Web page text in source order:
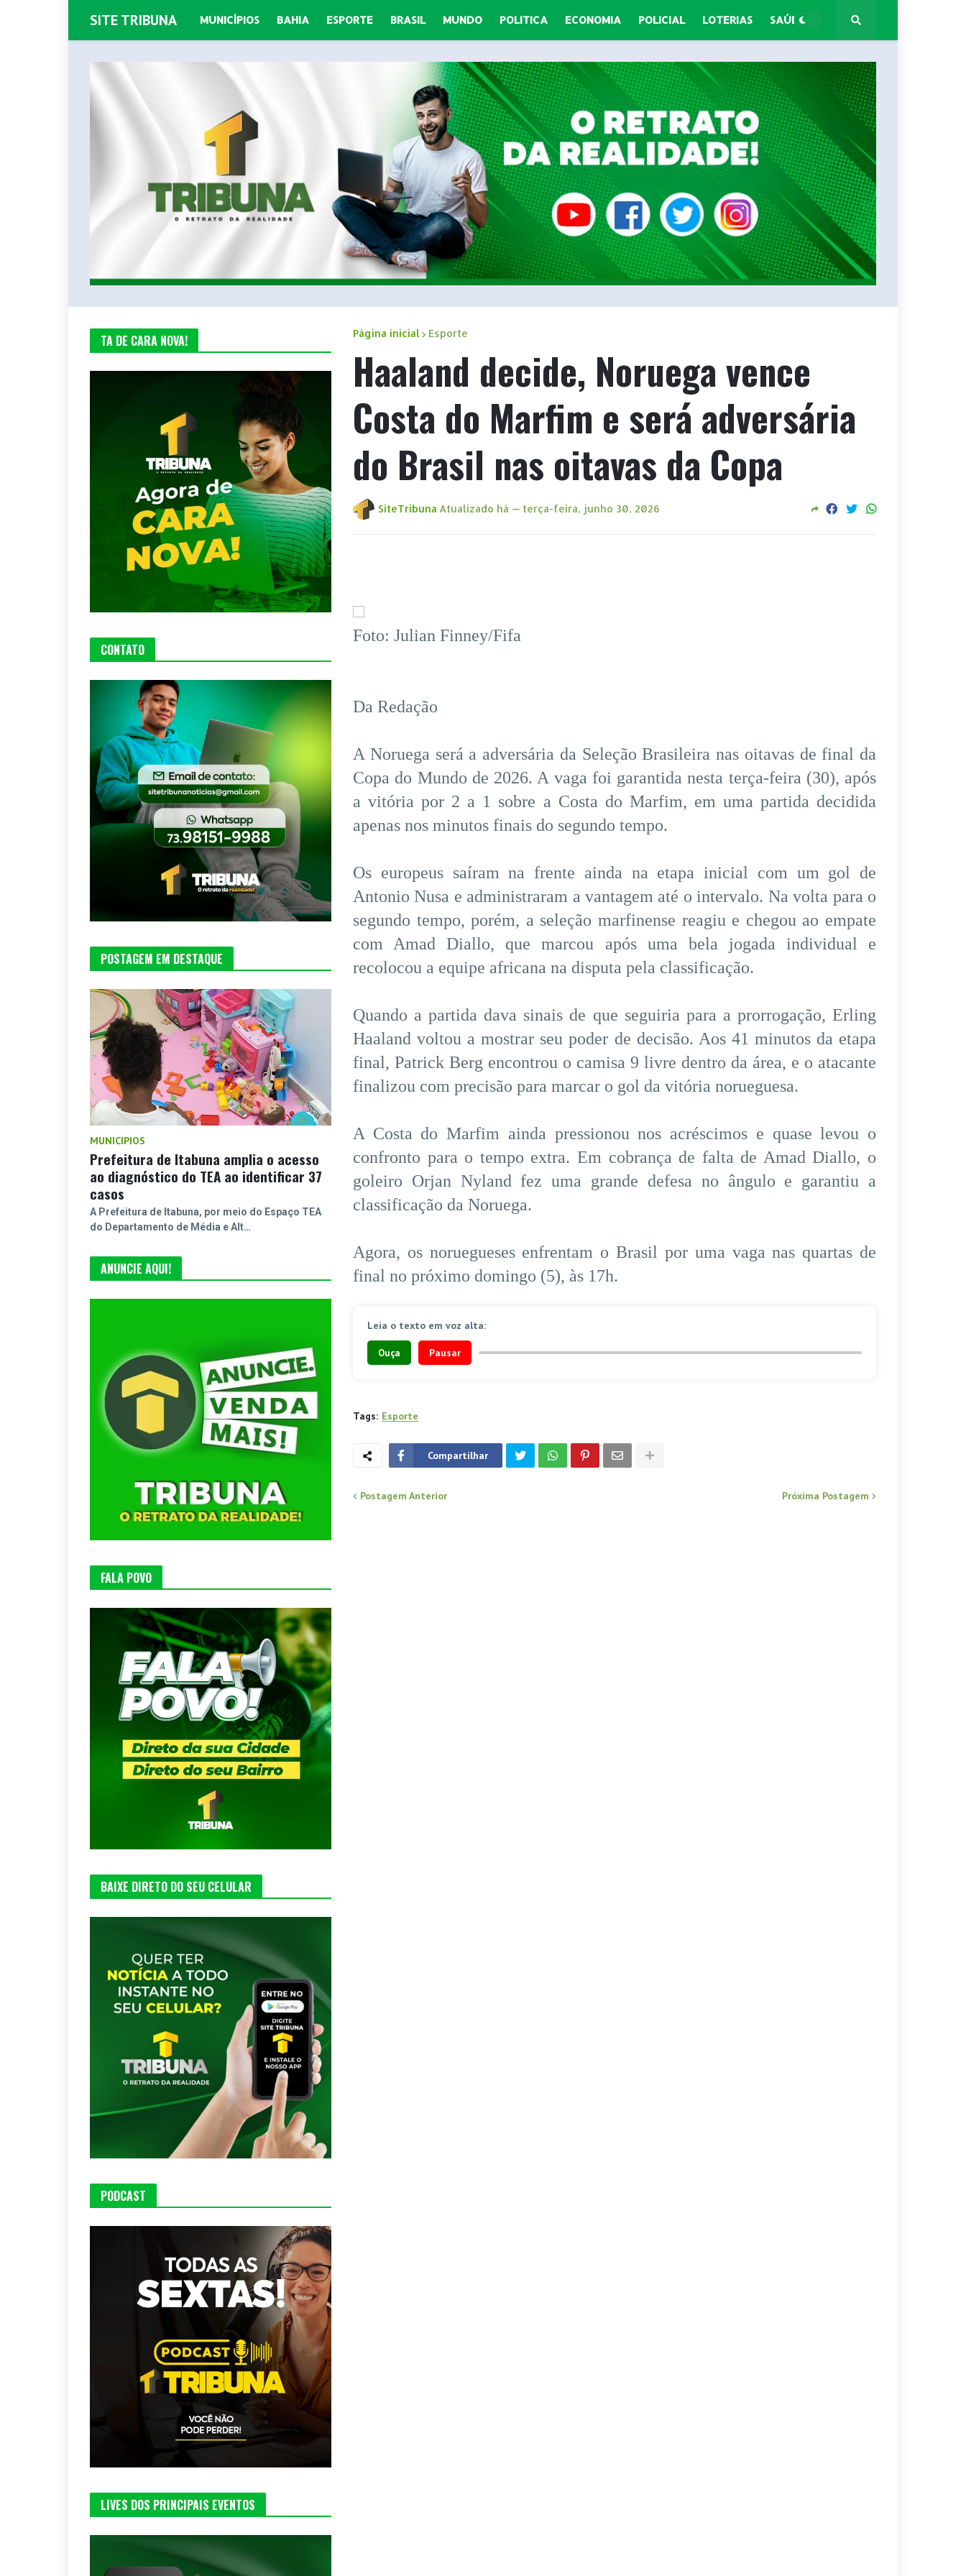
SITE TRIBUNA MUNICÍPIOS BAHIA ESPORTE BRASIL MUNDO POLITICA ECONOMIA POLICIAL LOTERIAS SAÚDE
Página inicial Esporte
Haaland decide, Noruega vence
Costa do Marfim e será adversária
do Brasil nas oitavas da Copa
SiteTribuna Atualizado há — terça-feira, junho 30, 2026
Foto: Julian Finney/Fifa
Da Redação
A Noruega será a adversária da Seleção Brasileira nas oitavas de final da
Copa do Mundo de 2026. A vaga foi garantida nesta terça-feira (30), após
a vitória por 2 a 1 sobre a Costa do Marfim, em uma partida decidida
apenas nos minutos finais do segundo tempo.
Os europeus saíram na frente ainda na etapa inicial com um gol de
Antonio Nusa e administraram a vantagem até o intervalo. Na volta para o
segundo tempo, porém, a seleção marfinense reagiu e chegou ao empate
com Amad Diallo, que marcou após uma bela jogada individual e
recolocou a equipe africana na disputa pela classificação.
Quando a partida dava sinais de que seguiria para a prorrogação, Erling
Haaland voltou a mostrar seu poder de decisão. Aos 41 minutos da etapa
final, Patrick Berg encontrou o camisa 9 livre dentro da área, e o atacante
finalizou com precisão para marcar o gol da vitória norueguesa.
A Costa do Marfim ainda pressionou nos acréscimos e quase levou o
confronto para o tempo extra. Em cobrança de falta de Amad Diallo, o
goleiro Orjan Nyland fez uma grande defesa no ângulo e garantiu a
classificação da Noruega.
Agora, os noruegueses enfrentam o Brasil por uma vaga nas quartas de
final no próximo domingo (5), às 17h.
Leia o texto em voz alta:
Ouça Pausar
Tags: Esporte
Compartilhar
Postagem Anterior Próxima Postagem
TA DE CARA NOVA!
CONTATO
POSTAGEM EM DESTAQUE
MUNICIPIOS
Prefeitura de Itabuna amplia o acesso
ao diagnóstico do TEA ao identificar 37
casos
A Prefeitura de Itabuna, por meio do Espaço TEA
do Departamento de Média e Alt…
ANUNCIE AQUI!
FALA POVO
BAIXE DIRETO DO SEU CELULAR
PODCAST
LIVES DOS PRINCIPAIS EVENTOS